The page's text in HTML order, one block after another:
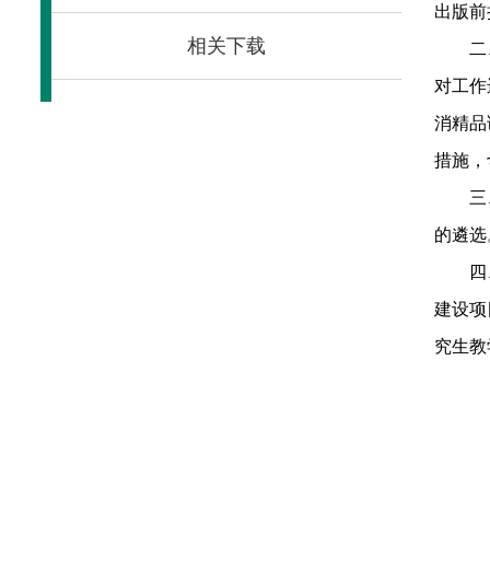
相关下载
出版
对工
消精
措施
的遴
建设
究生